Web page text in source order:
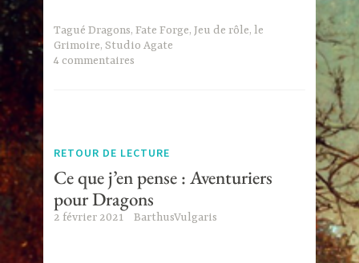
TaguéDragons,Fate Forge,Jeu de rôle,le
Grimoire,Studio Agate
4 commentaires
RETOUR DE LECTURE
Ce que j’en pense : Aventuriers
pour Dragons
2 février 2021 BarthusVulgaris